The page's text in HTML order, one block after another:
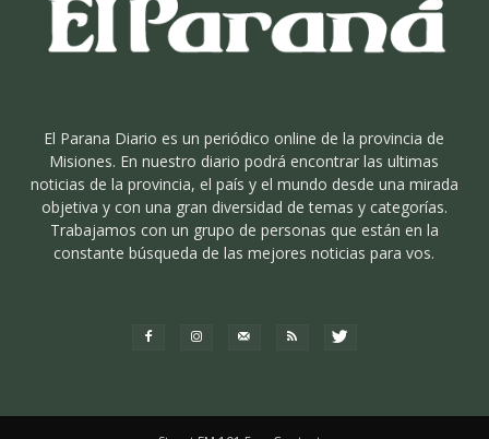
El Parana Diario es un periódico online de la provincia de
Misiones. En nuestro diario podrá encontrar las ultimas
noticias de la provincia, el país y el mundo desde una mirada
objetiva y con una gran diversidad de temas y categorías.
Trabajamos con un grupo de personas que están en la
constante búsqueda de las mejores noticias para vos.